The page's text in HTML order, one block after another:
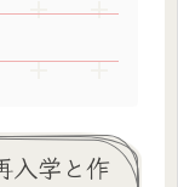
入学と作